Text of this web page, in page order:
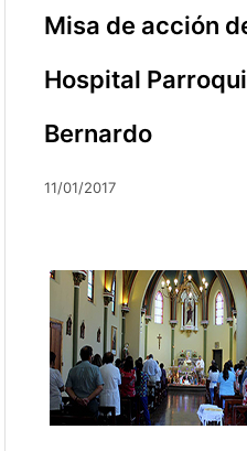
Misa de acción
Hospital
Bernardo
11/01/2017